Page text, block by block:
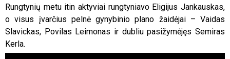
Rungtynių metu itin aktyviai rungtyniavo Eligijus Jankauskas,
o visus įvarčius pelnė gynybinio plano žaidėjai – Vaidas
Slavickas, Povilas Leimonas ir dubliu pasižymėjęs Semiras
Kerla.